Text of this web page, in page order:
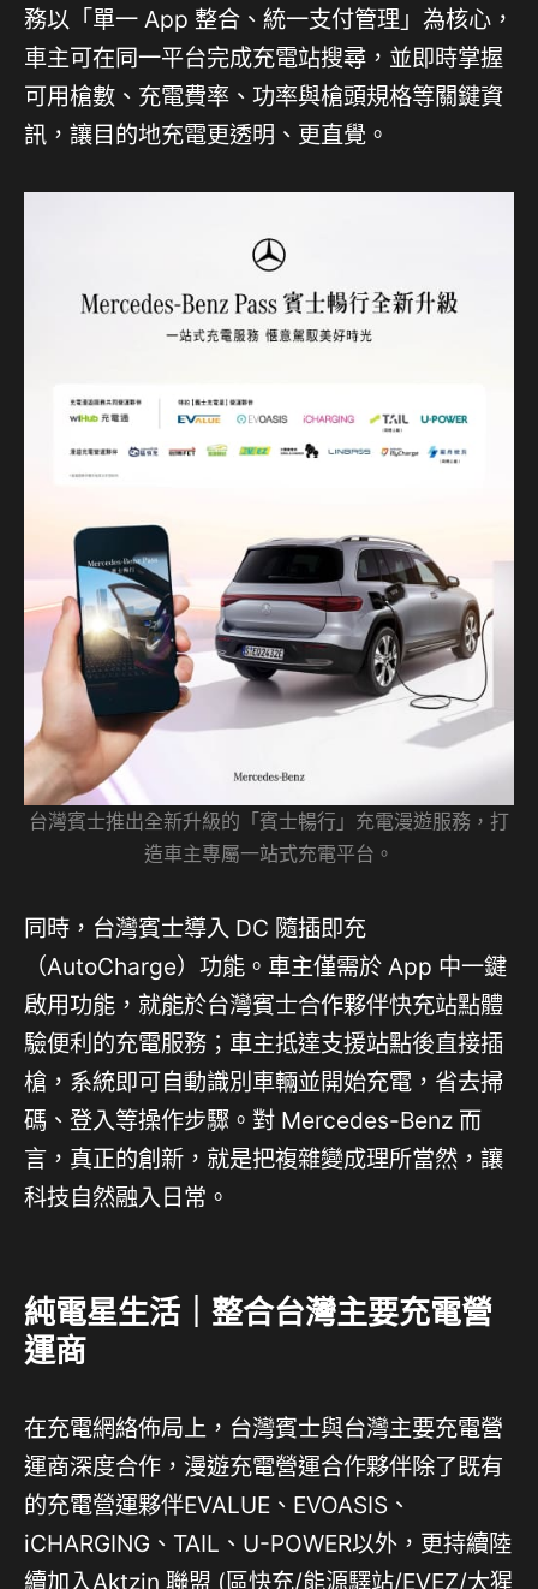
務以「單一 App 整合、統一支付管理」為核心，
車主可在同一平台完成充電站搜尋，並即時掌握
可用槍數、充電費率、功率與槍頭規格等關鍵資
訊，讓目的地充電更透明、更直覺。
台灣賓士推出全新升級的「賓士暢行」充電漫遊服務，打
造車主專屬一站式充電平台。
同時，台灣賓士導入 DC 隨插即充
（AutoCharge）功能。車主僅需於 App 中一鍵
啟用功能，就能於台灣賓士合作夥伴快充站點體
驗便利的充電服務；車主抵達支援站點後直接插
槍，系統即可自動識別車輛並開始充電，省去掃
碼、登入等操作步驟。對 Mercedes-Benz 而
言，真正的創新，就是把複雜變成理所當然，讓
科技自然融入日常。
純電星生活｜整合台灣主要充電營
運商
在充電網絡佈局上，台灣賓士與台灣主要充電營
運商深度合作，漫遊充電營運合作夥伴除了既有
的充電營運夥伴EVALUE、EVOASIS、
iCHARGING、TAIL、U-POWER以外，更持續陸
續加入Aktzin 聯盟 (區快充/能源驛站/EVEZ/大猩